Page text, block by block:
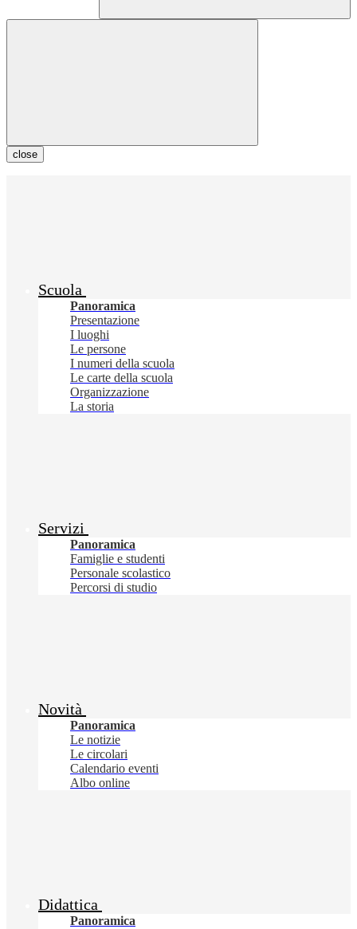
close
Scuola
Panoramica
Presentazione
I luoghi
Le persone
I numeri della scuola
Le carte della scuola
Organizzazione
La storia
Servizi
Panoramica
Famiglie e studenti
Personale scolastico
Percorsi di studio
Novità
Panoramica
Le notizie
Le circolari
Calendario eventi
Albo online
Didattica
Panoramica